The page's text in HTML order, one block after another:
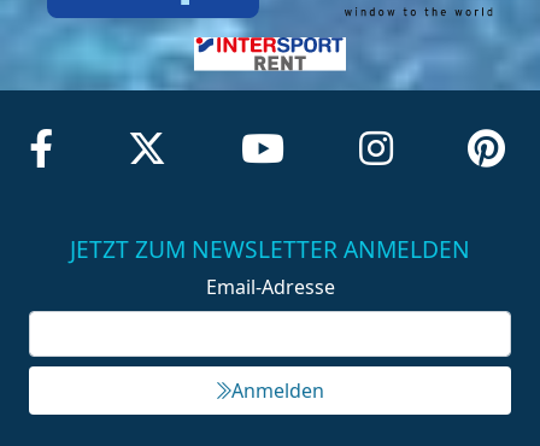
JETZT ZUM NEWSLETTER ANMELDEN
Email-Adresse
Anmelden